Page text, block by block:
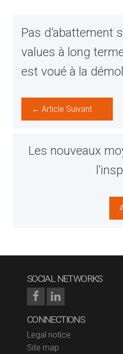
Pas d’abattement
values à long
est voué à la
← Article Suivant
Les nouveaux
SOCIAL NETWORKS
CONNECTIONS
Legal notice
Site map